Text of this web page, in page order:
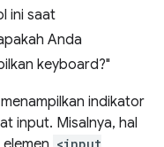
ini saat
Anda
keyboard?"
indikator
input. Misalnya, hal